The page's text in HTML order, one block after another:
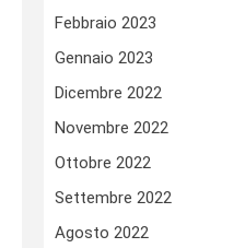
Febbraio 2023
Gennaio 2023
Dicembre 2022
Novembre 2022
Ottobre 2022
Settembre 2022
Agosto 2022